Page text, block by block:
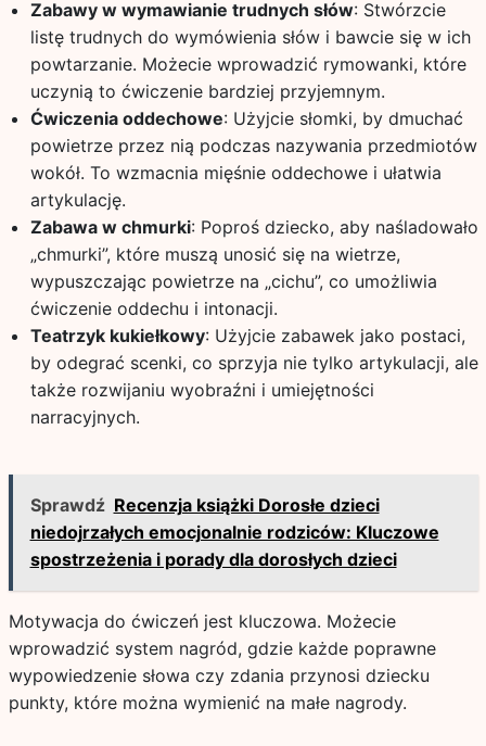
Zabawy w wymawianie trudnych słów: Stwórzcie
listę trudnych do wymówienia słów i bawcie się w ich
powtarzanie. Możecie wprowadzić rymowanki, które
uczynią to ćwiczenie bardziej przyjemnym.
Ćwiczenia oddechowe: Użyjcie słomki, by dmuchać
powietrze przez nią podczas nazywania przedmiotów
wokół. To wzmacnia mięśnie oddechowe i ułatwia
artykulację.
Zabawa w chmurki: Poproś dziecko, aby naśladowało
„chmurki”, które muszą unosić się na wietrze,
wypuszczając powietrze na „cichu”, co umożliwia
ćwiczenie oddechu i intonacji.
Teatrzyk kukiełkowy: Użyjcie zabawek jako postaci,
by odegrać scenki, co sprzyja nie tylko artykulacji, ale
także rozwijaniu wyobraźni i umiejętności
narracyjnych.
Sprawdź Recenzja książki Dorosłe dzieci
niedojrzałych emocjonalnie rodziców: Kluczowe
spostrzeżenia i porady dla dorosłych dzieci
Motywacja do ćwiczeń jest kluczowa. Możecie
wprowadzić system nagród, gdzie każde poprawne
wypowiedzenie słowa czy zdania przynosi dziecku
punkty, które można wymienić na małe nagrody.